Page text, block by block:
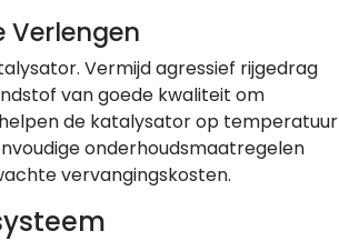
Verlengen
Vermijd agressief rijgedrag
van goede kwaliteit om
de katalysator op temperatuur
onderhoudsmaatregelen
vervangingskosten.